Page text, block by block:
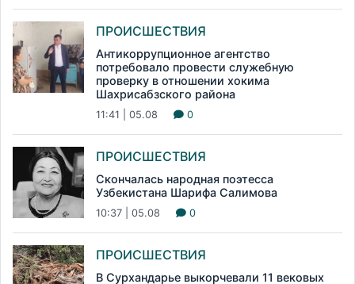
ПРОИСШЕСТВИЯ
Антикоррупционное агентство
потребовало провести служебную
проверку в отношении хокима
Шахрисабзского района
11:41 | 05.08 0
ПРОИСШЕСТВИЯ
Скончалась народная поэтесса
Узбекистана Шарифа Салимова
10:37 | 05.08 0
ПРОИСШЕСТВИЯ
В Сурхандарье выкорчевали 11 вековых